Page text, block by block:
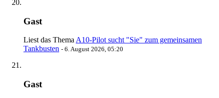
Gast
Liest das Thema A10-Pilot sucht "Sie" zum gemeinsamen
Tankbusten - 6. August 2026, 05:20
Gast